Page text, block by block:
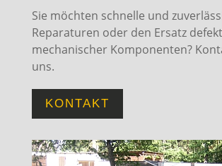
Sie möchten schnelle und
Reparaturen oder den Ersatz
mechanischer Komponenten?
uns.
KONTAKT